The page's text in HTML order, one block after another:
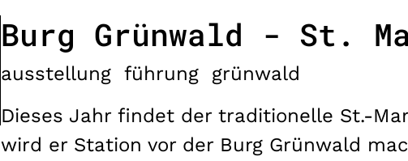
Burg Grünwald - St.
ausstellung führung
grünwald
Dieses Jahr findet der traditionelle St.-
wird er Station vor der Burg Grünwald